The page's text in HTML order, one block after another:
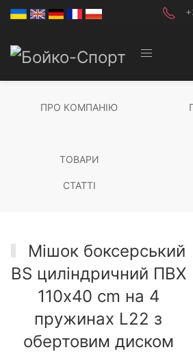
ПРО КОМПАНІЮ
ТОВАРИ
СТАТТІ
Мішок боксерський
BS циліндричний ПВХ
110х40 cm на 4
пружинах L22 з
обертовим диском